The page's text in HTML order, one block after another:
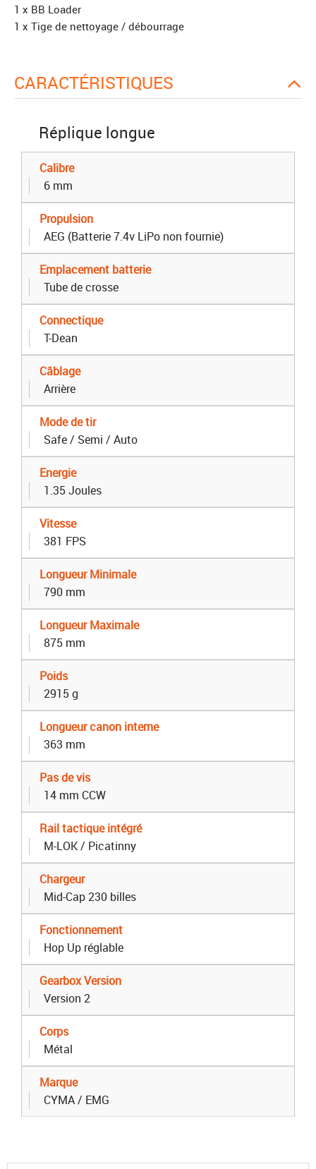
1 x BB Loader
1 x Tige de nettoyage / débourrage
CARACTÉRISTIQUES
Réplique longue
Calibre
6 mm
Propulsion
AEG (Batterie 7.4v LiPo non fournie)
Emplacement batterie
Tube de crosse
Connectique
T-Dean
Câblage
Arrière
Mode de tir
Safe / Semi / Auto
Energie
1.35 Joules
Vitesse
381 FPS
Longueur Minimale
790 mm
Longueur Maximale
875 mm
Poids
2915 g
Longueur canon interne
363 mm
Pas de vis
14 mm CCW
Rail tactique intégré
M-LOK / Picatinny
Chargeur
Mid-Cap 230 billes
Fonctionnement
Hop Up réglable
Gearbox Version
Version 2
Corps
Métal
Marque
CYMA / EMG